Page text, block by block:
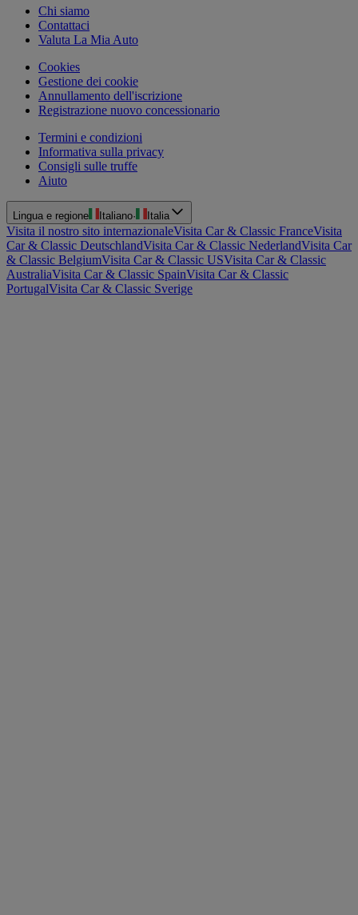
Chi siamo
Contattaci
Valuta La Mia Auto
Cookies
Gestione dei cookie
Annullamento dell'iscrizione
Registrazione nuovo concessionario
Termini e condizioni
Informativa sulla privacy
Consigli sulle truffe
Aiuto
Lingua e regione Italiano· Italia
Visita il nostro sito internazionaleVisita Car & Classic FranceVisita
Car & Classic DeutschlandVisita Car & Classic NederlandVisita Car
& Classic BelgiumVisita Car & Classic USVisita Car & Classic
AustraliaVisita Car & Classic SpainVisita Car & Classic
PortugalVisita Car & Classic Sverige